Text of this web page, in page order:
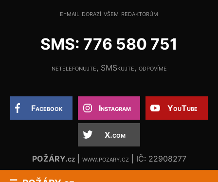
e-mail dorazí všem redaktorům
SMS: 776 580 751
netelefonujte, SMSkujte, odpovíme
Facebook Instagram YouTube
X.com
POŽÁRY.cz| www.pozary.cz | IČ: 22908277